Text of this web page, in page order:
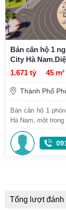
Bán căn hộ 1
City Hà
1.671 tỷ
45 m²
Thành Phố
Bán căn hộ 1
Hà Nam, một
Tổng lượt đánh